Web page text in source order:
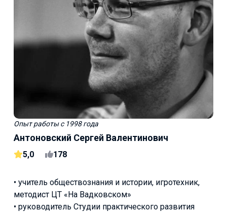
Опыт работыс 1998 года
Антоновский Сергей Валентинович
5,0 178
• учитель обществознания и истории, игротехник,
методист ЦТ «На Вадковском»
• руководитель Студии практического развития